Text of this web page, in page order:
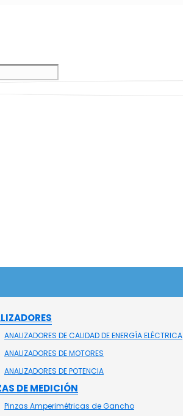
ANALIZADORES DE CALIDAD DE ENERGÍA ELÉCTRICA
ANALIZADORES DE MOTORES
ANALIZADORES DE POTENCIA
DE MEDICIÓN
Pinzas Amperimétricas de Gancho